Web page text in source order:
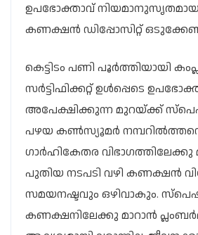
ഉപഭോക്താവ്
കണക്ഷൻ ഡിപ്പോസിറ്റ്
കെട്ടിടം പണി പൂർത്തിയായി
സർട്ടിഫിക്കറ്റ് ഉൾപ്പെടെ
അപേക്ഷിക്കുന്ന മുറയ്ക്ക്
പഴയ കൺസ്യൂമർ
ഗാർഹികേതര വിഭാ​ഗത്തിലേക്കു
പുതിയ നടപടി വഴി കണക്ഷൻ
സമയനഷ്ടവും ഒഴിവാകും.
കണക്ഷനിലേക്കു മാറാൻ